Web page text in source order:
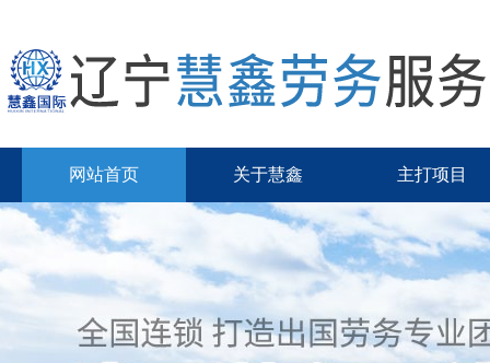
网站首页 关于慧鑫 主打项目